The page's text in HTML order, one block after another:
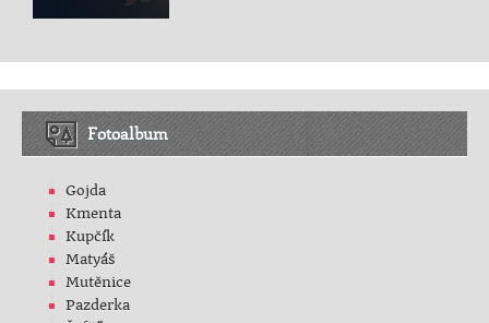
Fotoalbum
Gojda
Kmenta
Kupčík
Matyáš
Mutěnice
Pazderka